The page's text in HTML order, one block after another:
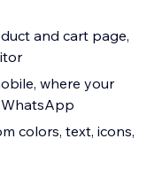
and cart page,
where your
colors, text, icons,